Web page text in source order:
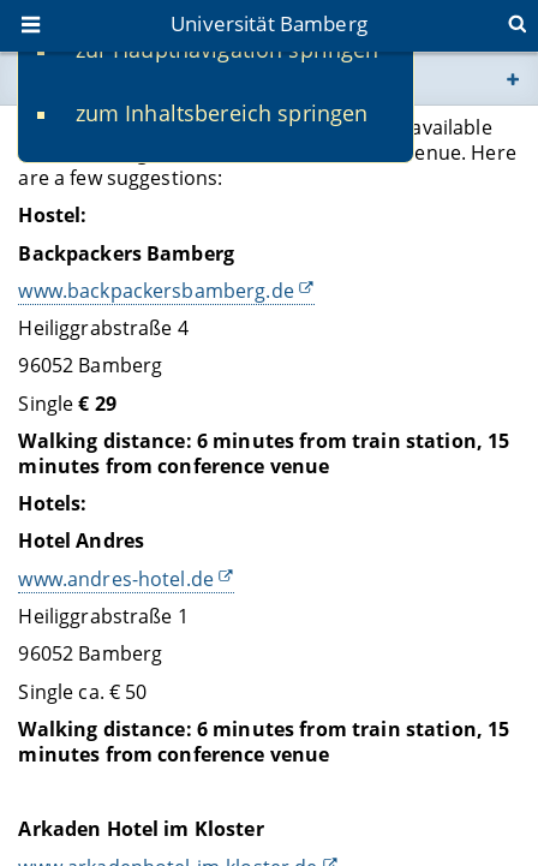
zur Hauptnavigation springen
zum Inhaltsbereich springen
Universität Bamberg
www.uni-bamberg.de
univis.uni-bamberg.de
fis.uni-bamberg.de
Accommodation at different price levels is available
within walking distance to the conference venue. Here
are a few suggestions:
Hostel:
Backpackers Bamberg
www.backpackersbamberg.de
Heiliggrabstraße 4
96052 Bamberg
Single€ 29
Walking distance: 6 minutesfrom train station, 15
minutes from conference venue
Hotels:
Hotel Andres
www.andres-hotel.de
Heiliggrabstraße 1
96052 Bamberg
Single ca. € 50
Walking distance: 6 minutes from train station, 15
minutes from conference venue
Arkaden Hotel im Kloster